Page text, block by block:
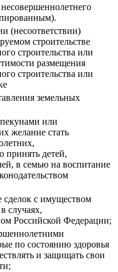
(несоответствии)
строительстве
строительства или
размещения
строительства или
земельных
или
желание стать
принять детей,
в семью на воспитание
сделок с имуществом
случаях,
Российской Федерации;
по состоянию здоровья
и защищать свои